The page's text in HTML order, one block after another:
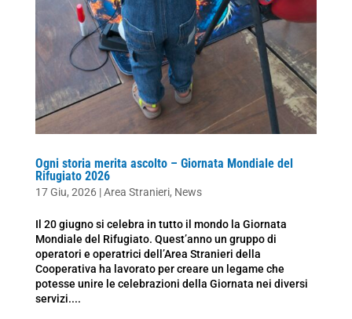
Ogni storia merita ascolto – Giornata Mondiale del
Rifugiato 2026
17 Giu, 2026|Area Stranieri, News
Il 20 giugno si celebra in tutto il mondo la Giornata
Mondiale del Rifugiato. Quest’anno un gruppo di
operatori e operatrici dell’Area Stranieri della
Cooperativa ha lavorato per creare un legame che
potesse unire le celebrazioni della Giornata nei diversi
servizi....